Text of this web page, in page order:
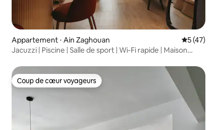
Appartement ⋅ Ain Zaghouan
5 (47)
Jacuzzi | Piscine | Salle de sport | Wi-Fi rapide | Maison
Coup de cœur voyageurs
Coup de cœur voyageurs